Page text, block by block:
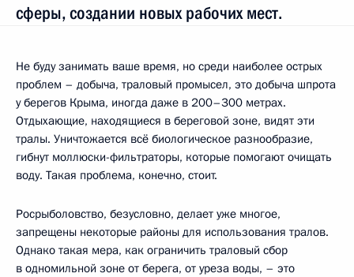
сферы, создании новых рабочих мест.
Не буду занимать ваше время, но среди наиболее острых
проблем – добыча, траловый промысел, это добыча шпрота
у берегов Крыма, иногда даже в 200–300 метрах.
Отдыхающие, находящиеся в береговой зоне, видят эти
тралы. Уничтожается всё биологическое разнообразие,
гибнут моллюски-фильтраторы, которые помогают очищать
воду. Такая проблема, конечно, стоит.
Росрыболовство, безусловно, делает уже многое,
запрещены некоторые районы для использования тралов.
Однако такая мера, как ограничить траловый сбор
в одномильной зоне от берега, от уреза воды, – это